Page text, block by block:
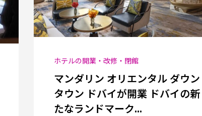
ホテルの開業・改修・閉館
マンダリン オリエンタル ダウン
タウン ドバイが開業 ドバイの新
たなランドマーク...